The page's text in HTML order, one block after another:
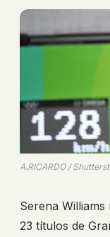
A.RICARDO /
Serena
23 títulos de